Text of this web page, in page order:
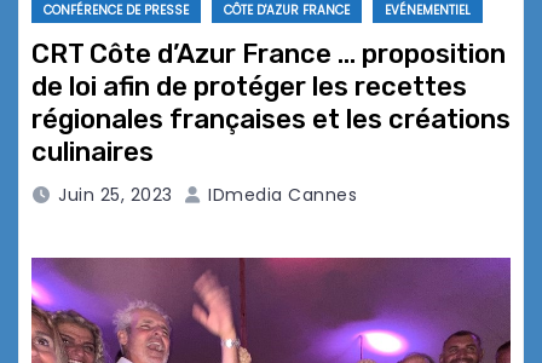
CONFÉRENCE DE PRESSE CÔTE D'AZUR FRANCE EVÉNEMENTIEL
CRT Côte d’Azur France … proposition
de loi afin de protéger les recettes
régionales françaises et les créations
culinaires
Juin 25, 2023 IDmedia Cannes